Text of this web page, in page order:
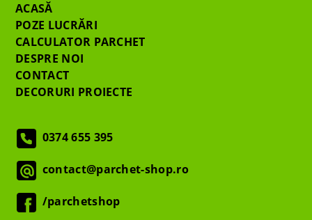
ACASĂ
POZE LUCRĂRI
CALCULATOR PARCHET
DESPRE NOI
CONTACT
DECORURI PROIECTE
0374 655 395
contact@parchet-shop.ro
/parchetshop